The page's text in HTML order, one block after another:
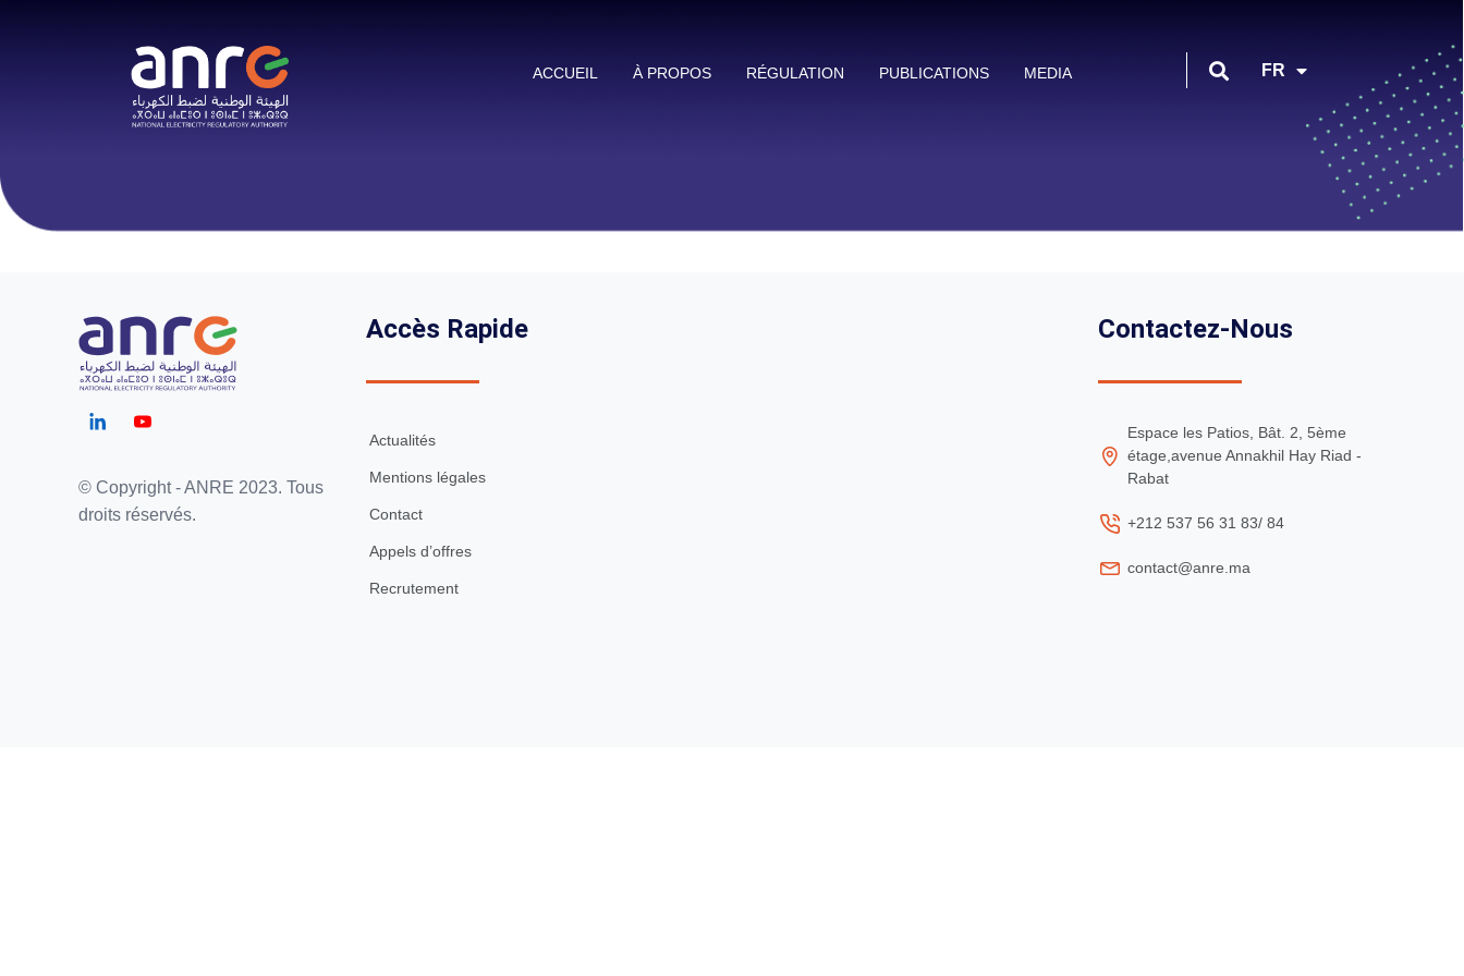
ACCUEIL À PROPOS RÉGULATION PUBLICATIONS MEDIA FR
AR
© Copyright - ANRE 2023. Tous
droits réservés.
Accès Rapide
Actualités
Mentions légales
Contact
Appels d’offres
Recrutement
Contactez-Nous
Espace les Patios, Bât. 2, 5ème
étage,avenue Annakhil Hay Riad -
Rabat
+212 537 56 31 83/ 84
contact@anre.ma